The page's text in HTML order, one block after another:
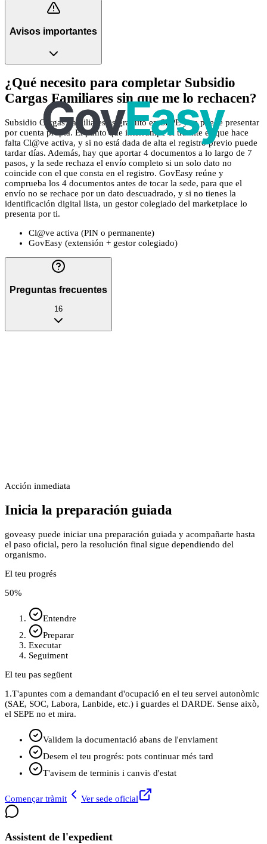
Avisos importantes
¿Qué necesito para completar Subsidio
Cargas Familiares sin que me lo rechacen?
Subsidio Cargas Familiares es gratuito en SEPE y se puede presentar
por cuenta propia. El punto que interrumpe el trámite es que hace
falta Cl@ve activa, y si no está dada de alta el registro previo puede
tardar días. Además, hay que aportar 4 documentos a lo largo de 7
pasos, y la sede rechaza el envío completo si un solo dato no
coincide con el que consta en el registro. GovEasy reúne y
comprueba los 4 documentos antes de tocar la sede, para que el
envío no se rechace por un dato descuadrado, y si no tienes la
identificación digital lista, un gestor colegiado del marketplace lo
presenta por ti.
Cl@ve activa (PIN o permanente)
GovEasy (extensión + gestor colegiado)
Preguntas frecuentes
16
Acción inmediata
Inicia la preparación guiada
goveasy puede iniciar una preparación guiada y acompañarte hasta
el paso oficial, pero la resolución final sigue dependiendo del
organismo.
El teu progrés
50%
Entendre
Preparar
Executar
Seguiment
El teu pas següent
1.T'apuntes com a demandant d'ocupació en el teu servei autonòmic
(SAE, SOC, Labora, Lanbide, etc.) i guardes el DARDE. Sense això,
el SEPE no et mira.
Validem la documentació abans de l'enviament
Desem el teu progrés: pots continuar més tard
T'avisem de terminis i canvis d'estat
Començar tràmit Ver sede oficial
Assistent de l'expedient